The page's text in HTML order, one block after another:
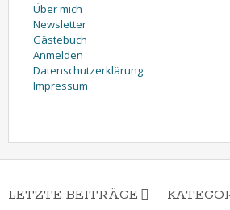
Über mich
Newsletter
Gästebuch
Anmelden
Datenschutzerklärung
Impressum
LETZTE BEITRÄGE